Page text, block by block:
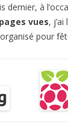
dernier, à
vues,
pour